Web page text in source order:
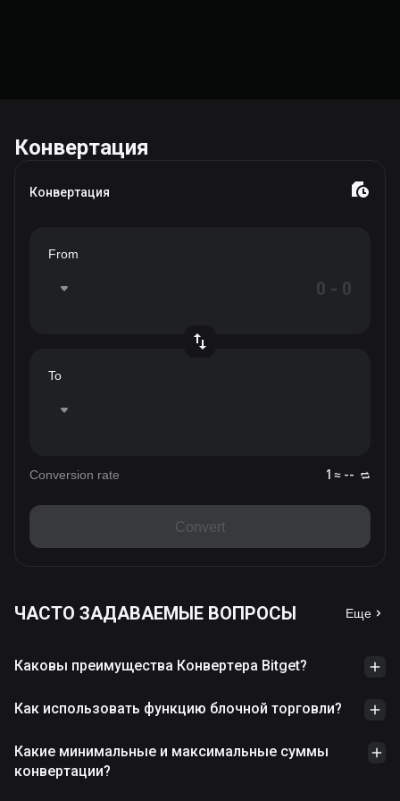
Конвертация
Конвертация
From
To
Conversion rate 1 ≈ --
Convert
ЧАСТО ЗАДАВАЕМЫЕ ВОПРОСЫ Еще
Каковы преимущества Конвертера Bitget?
Как использовать функцию блочной торговли?
Какие минимальные и максимальные суммы
конвертации?